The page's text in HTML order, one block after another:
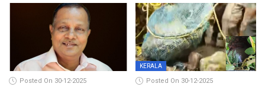
മർദിച്ചതായി പരാതി
Posted On 30-12-2025
KERALA
Posted On 30-12-2025